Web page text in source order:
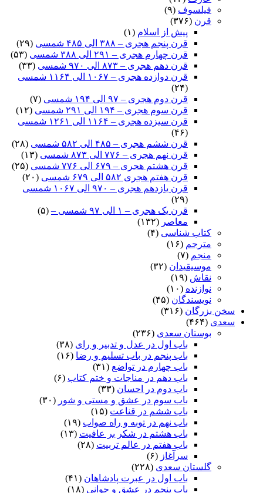
فیلسوف (۹)
قرن (۳۷۶)
پیش از اسلام (۱)
قرن پنجم هجری – ۳۸۸ الی ۴۸۵ شمسی
(۲۹)
قرن چهارم هجری – ۲۹۱ الی ۳۸۸ شمسی
(۵۳)
قرن دهم هجری – ۸۷۳ الی ۹۷۰ شمسی
(۳۳)
قرن دوازده هجری – ۱۰۶۷ الی ۱۱۶۴ شمسی
(۲۴)
قرن دوم هجری – ۹۷ الی ۱۹۴ شمسی
(۷)
قرن سوم هجری – ۱۹۴ الی ۲۹۱ شمسی
(۱۲)
قرن سیزده هجری – ۱۱۶۴ الی ۱۲۶۱ شمسی
(۴۶)
قرن ششم هجری – ۴۸۵ الی ۵۸۲ شمسی
(۲۸)
قرن نهم هجری – ۷۷۶ الی ۸۷۳ شمسی
(۱۳)
قرن هشتم هجری – ۶۷۹ الی ۷۷۶ شمسی
(۲۵)
قرن هفتم هجری ۵۸۲ الی ۶۷۹ شمسی
(۲۰)
قرن یازدهم هجری – ۹۷۰ الی ۱۰۶۷ شمسی
(۲۹)
قرن یک هجری – ۱ الی ۹۷ شمسی –
(۵)
معاصر (۱۳۲)
کتاب شناسی (۴)
مترجم (۱۶)
منجم (۷)
موسیقیدان (۳۲)
نقاش (۱۹)
نوازنده (۱۰)
نویسندگان (۴۵)
سخن بزرگان (۳۱۶)
سعدی (۴۶۴)
بوستان سعدی (۲۳۶)
باب اول در عدل و تدبیر و رای (۳۸)
باب پنجم در باب تسلیم و رضا (۱۶)
باب چهارم در تواضع (۳۱)
باب دهم در مناجات و ختم کتاب (۶)
باب دوم در احسان (۳۳)
باب سوم در عشق و مستی و شور (۳۰)
باب ششم در قناعت (۱۵)
باب نهم در توبه و راه صواب (۱۹)
باب هشتم در شکر بر عافیت (۱۳)
باب هفتم در عالم تربیت (۲۸)
سرآغاز (۶)
گلستان سعدی (۲۲۸)
باب اول در عبرت پادشاهان (۴۱)
باب پنجم در عشق و جوانى (۱۸)